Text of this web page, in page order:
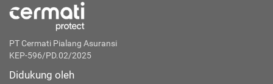
PT Cermati Pialang Asuransi
KEP-596/PD.02/2025
Didukung oleh